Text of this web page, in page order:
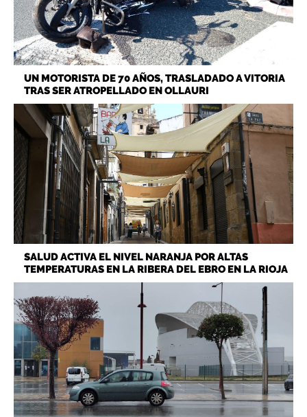
UN MOTORISTA DE 70 AÑOS, TRASLADADO A VITORIA
TRAS SER ATROPELLADO EN OLLAURI
SALUD ACTIVA EL NIVEL NARANJA POR ALTAS
TEMPERATURAS EN LA RIBERA DEL EBRO EN LA RIOJA